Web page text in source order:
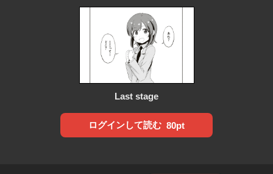
Last stage
ログインして読む 80pt